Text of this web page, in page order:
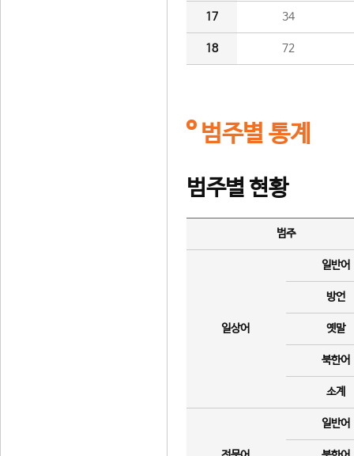
17 34
18 72
범주별 통계
범주별 현황
범주
일상어
일반어
방언
옛말
북한어
소계
일반어